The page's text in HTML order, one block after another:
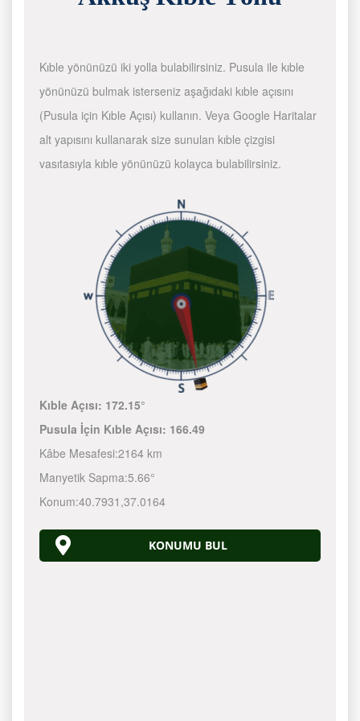
Kıble yönünüzü iki yolla bulabilirsiniz. Pusula ile kıble
yönünüzü bulmak isterseniz aşağıdaki kıble açısını
(Pusula için Kıble Açısı) kullanın. Veya Google Haritalar
alt yapısını kullanarak size sunulan kıble çizgisi
vasıtasıyla kıble yönünüzü kolayca bulabilirsiniz.
Kıble Açısı: 172.15°
Pusula İçin Kıble Açısı: 166.49
Kâbe Mesafesi:2164 km
Manyetik Sapma:5.66°
Konum:40.7931 ,37.0164
KONUMU BUL